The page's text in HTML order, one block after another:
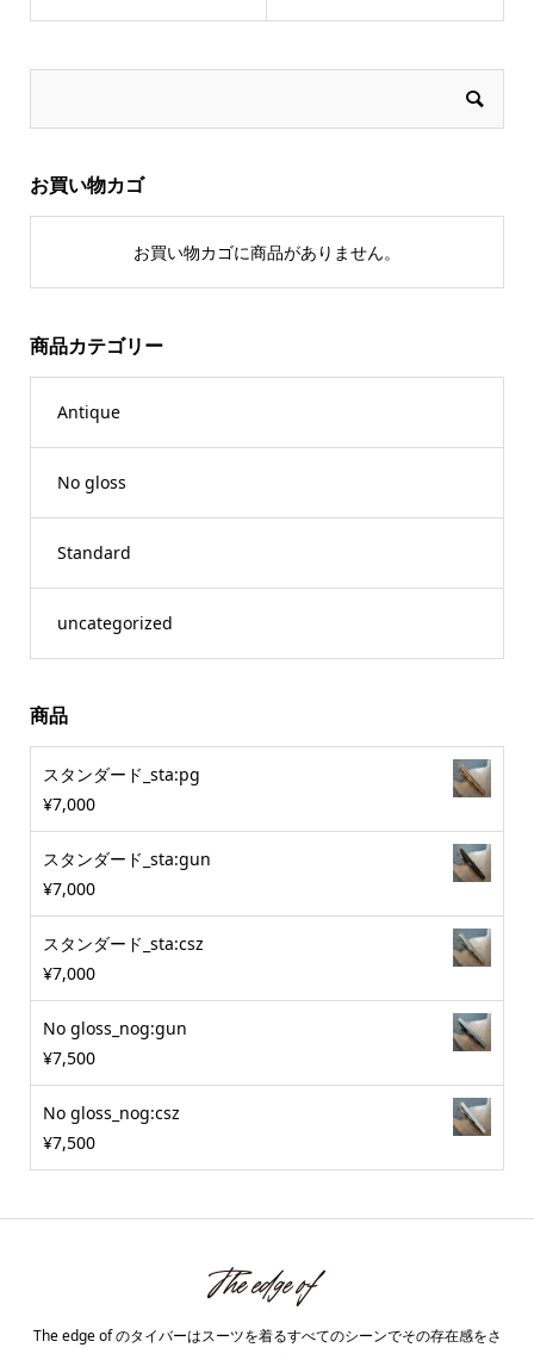
お買い物カゴ
お買い物カゴに商品がありません。
商品カテゴリー
Antique
No gloss
Standard
uncategorized
商品
スタンダード_sta:pg
¥7,000
スタンダード_sta:gun
¥7,000
スタンダード_sta:csz
¥7,000
No gloss_nog:gun
¥7,500
No gloss_nog:csz
¥7,500
The edge of のタイバーはスーツを着るすべてのシーンでその存在感をさ